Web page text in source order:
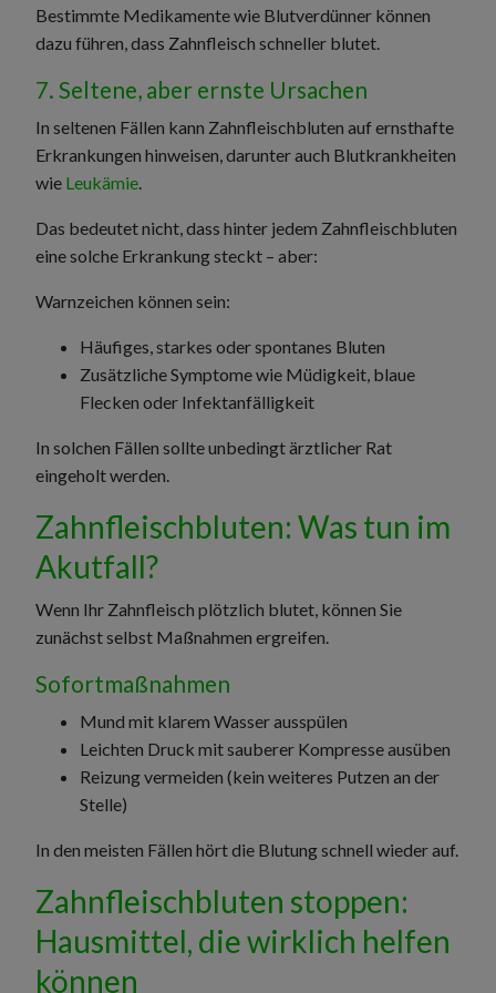
Bestimmte Medikamente wie Blutverdünner können
dazu führen, dass Zahnfleisch schneller blutet.
7. Seltene, aber ernste Ursachen
In seltenen Fällen kann Zahnfleischbluten auf ernsthafte
Erkrankungen hinweisen, darunter auch Blutkrankheiten
wie Leukämie
Das bedeutet nicht, dass hinter jedem Zahnfleischbluten
eine solche Erkrankung steckt – aber:
Warnzeichen können sein:
Häufiges, starkes oder spontanes Bluten
Zusätzliche Symptome wie Müdigkeit, blaue
Flecken oder Infektanfälligkeit
In solchen Fällen sollte unbedingt ärztlicher Rat
eingeholt werden.
Zahnfleischbluten: Was tun im
Akutfall?
Wenn Ihr Zahnfleisch plötzlich blutet, können Sie
zunächst selbst Maßnahmen ergreifen.
Sofortmaßnahmen
Mund mit klarem Wasser ausspülen
Leichten Druck mit sauberer Kompresse ausüben
Reizung vermeiden (kein weiteres Putzen an der
Stelle)
In den meisten Fällen hört die Blutung schnell wieder auf.
Zahnfleischbluten stoppen:
Hausmittel, die wirklich helfen
können